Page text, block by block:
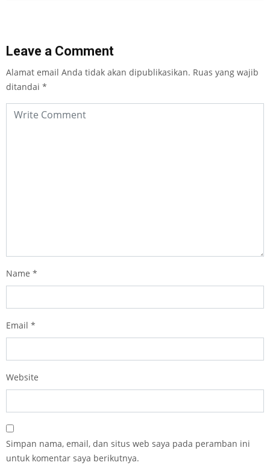
Leave a Comment
Alamat email Anda tidak akan dipublikasikan. Ruas yang wajib
ditandai *
Name *
Email *
Website
Simpan nama, email, dan situs web saya pada peramban ini
untuk komentar saya berikutnya.